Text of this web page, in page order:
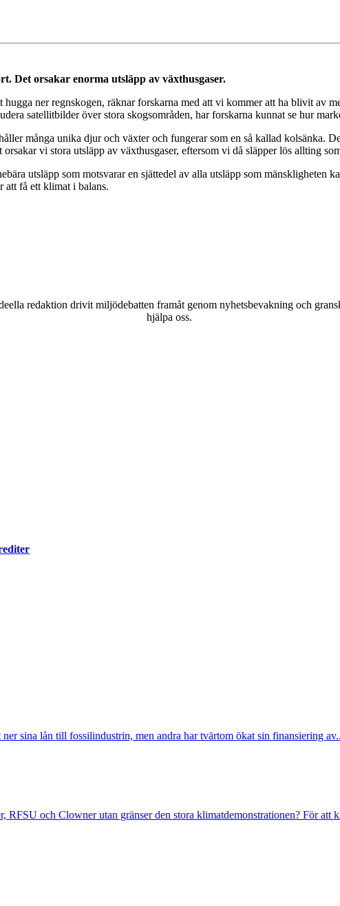
Det orsakar enorma utsläpp av växthusgaser.
ner regnskogen, räknar forskarna med att vi kommer att ha blivit av
satellitbilder över stora skogsområden, har forskarna kunnat se hur
många unika djur och växter och fungerar som en så kallad kolsänka.
vi stora utsläpp av växthusgaser, eftersom vi då släpper lös allting
utsläpp som motsvarar en sjättedel av alla utsläpp som mänskligheten
att få ett klimat i balans.
redaktion drivit miljödebatten framåt genom nyhetsbevakning och
hjälpa oss.
sina lån till fossilindustrin, men andra har tvärtom ökat sin finansiering
RFSU och Clowner utan gränser den stora klimatdemonstrationen? För att